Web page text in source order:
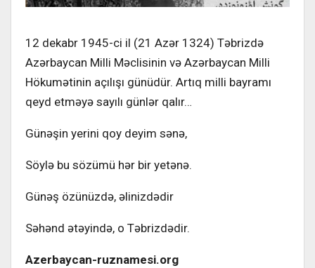
12 dekabr 1945-ci il (21 Azər 1324) Təbrizdə
Azərbaycan Milli Məclisinin və Azərbaycan Milli
Hökumətinin açılışı günüdür. Artıq milli bayramı
qeyd etməyə sayılı günlər qalır…
Günəşin yerini qoy deyim sənə,
Söylə bu sözümü hər bir yetənə.
Günəş özünüzdə, əlinizdədir
Səhənd ətəyində, o Təbrizdədir.
Azerbaycan-ruznamesi.org